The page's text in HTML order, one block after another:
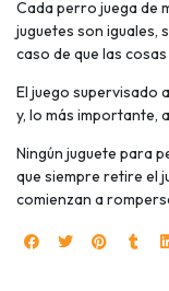
Cada perro juega de
juguetes son iguales,
caso de que las
El juego supervisado
y, lo más importante,
Ningún juguete para
que siempre retire el
comienzan a